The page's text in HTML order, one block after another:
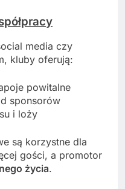
media czy
kluby oferują:
powitalne
sponsorów
i loży
są korzystne dla
gości, a promotor
życia.